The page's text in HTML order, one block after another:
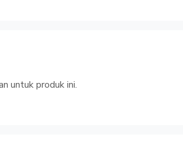
untuk produk ini.